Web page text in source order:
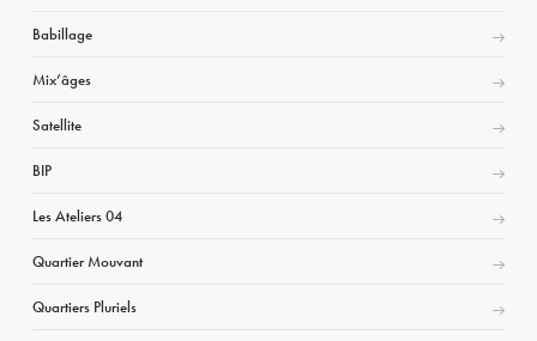
Babillage
Mix’âges
Satellite
BIP
Les Ateliers 04
Quartier Mouvant
Quartiers Pluriels